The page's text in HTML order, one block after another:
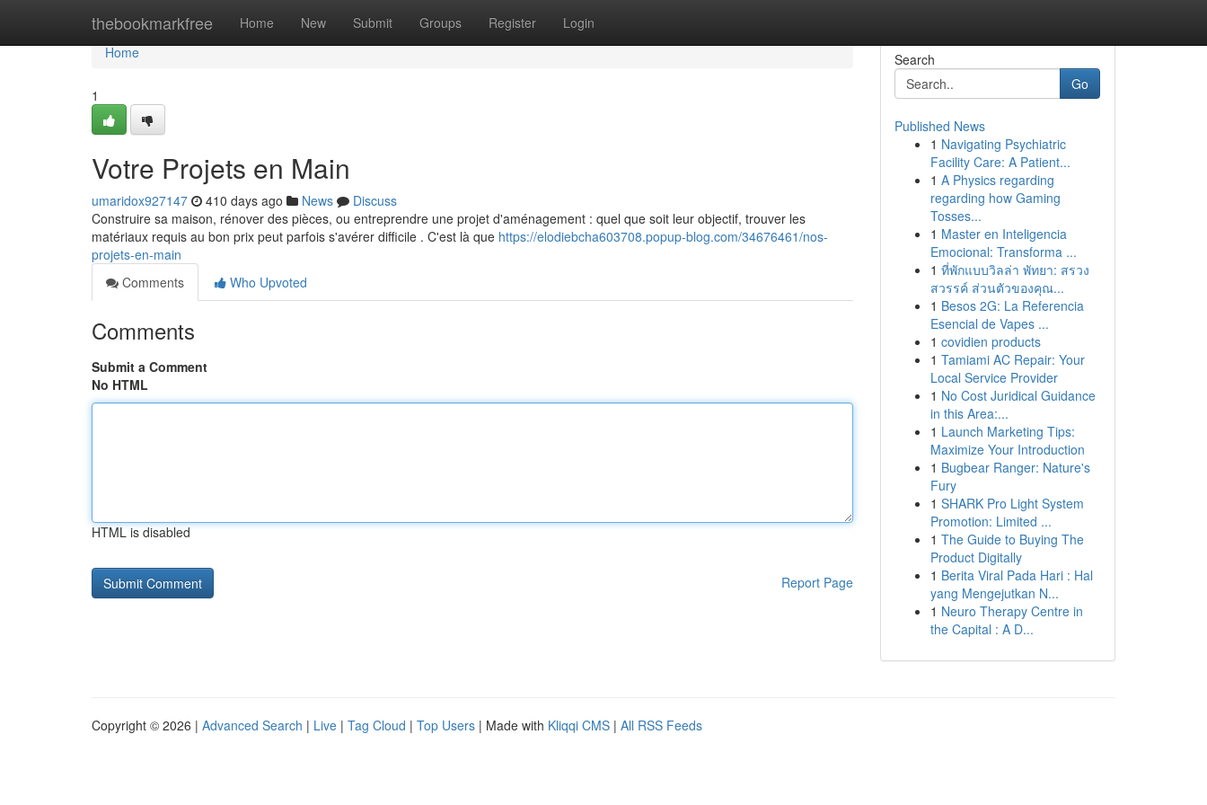
thebookmarkfree Home New Submit Groups Register Login
Home
Home
1
Votre Projets en Main
umaridox927147 410 days ago News
Discuss
Construire sa maison, rénover des pièces, ou entreprendre une projet d'aménagement : quel que soit leur objectif, trouver les
matériaux requis au bon prix peut parfois s'avérer difficile . C'est là que https://elodiebcha603708.popup-blog.com/34676461/nos-
projets-en-main
Comments
Who Upvoted
Comments
Submit a Comment
No HTML
HTML is disabled
Report Page
Search
Go
Published News
1 Navigating Psychiatric
Facility Care: A Patient...
1 A Physics regarding
regarding how Gaming
Tosses...
1 Master en Inteligencia
Emocional: Transforma ...
1 ที่พักแบบวิลล่า พัทยา: สรวง
สวรรค์ ส่วนตัวของคุณ...
1 Besos 2G: La Referencia
Esencial de Vapes ...
1 covidien products
1 Tamiami AC Repair: Your
Local Service Provider
1 No Cost Juridical Guidance
in this Area:...
1 Launch Marketing Tips:
Maximize Your Introduction
1 Bugbear Ranger: Nature's
Fury
1 SHARK Pro Light System
Promotion: Limited ...
1 The Guide to Buying The
Product Digitally
1 Berita Viral Pada Hari : Hal
yang Mengejutkan N...
1 Neuro Therapy Centre in
the Capital : A D...
Copyright © 2026 | Advanced Search | Live | Tag Cloud | Top Users | Made with Kliqqi CMS | All RSS Feeds